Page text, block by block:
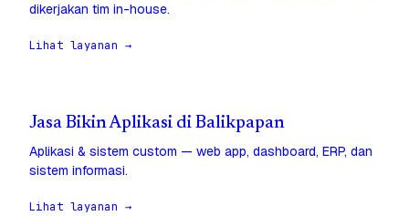
dikerjakan tim in-house.
Lihat layanan →
Jasa Bikin Aplikasi di Balikpapan
Aplikasi & sistem custom — web app, dashboard, ERP, dan
sistem informasi.
Lihat layanan →